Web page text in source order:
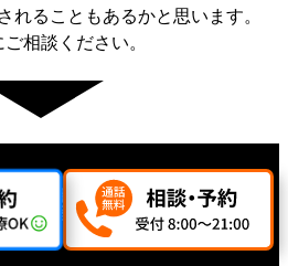
れることもあるかと思います。
相談ください。
宿
横
浜
大
宮
名古
屋
大
阪